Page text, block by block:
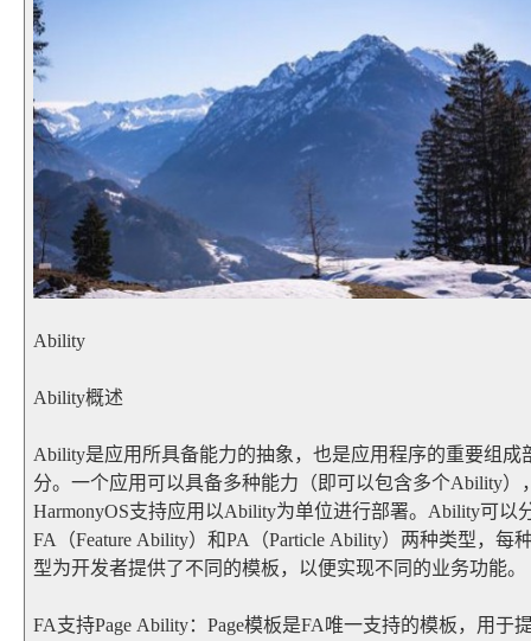
Ability
Ability概述
Ability是应用所具备能力的抽象，也是应用程序的重要组成
分。一个应用可以具备多种能力（即可以包含多个Ability）
HarmonyOS支持应用以Ability为单位进行部署。Ability可以
FA（Feature Ability）和PA（Particle Ability）两种类型，每
型为开发者提供了不同的模板，以便实现不同的业务功能。
FA支持Page Ability：Page模板是FA唯一支持的模板，用于